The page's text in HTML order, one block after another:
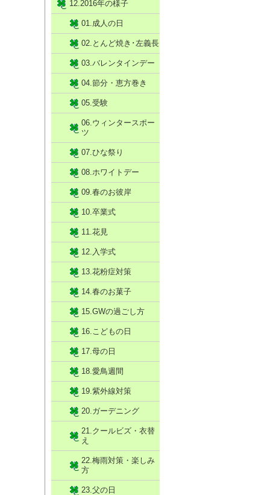
12.2016年の様子
01.成人の日
02.とんど焼き･左義長
03.バレンタインデー
04.節分・恵方巻き
05.受験
06.ウィンタースポー
ツ
07.ひな祭り
08.ホワイトデー
09.春のお彼岸
10.卒業式
11.花見
12.入学式
13.花粉症対策
14.春のお菓子
15.GWの過ごし方
16.こどもの日
17.母の日
18.愛鳥週間
19.紫外線対策
20.ガーデニング
21.クールビズ・衣替
え
22.梅雨対策・楽しみ
方
23.父の日